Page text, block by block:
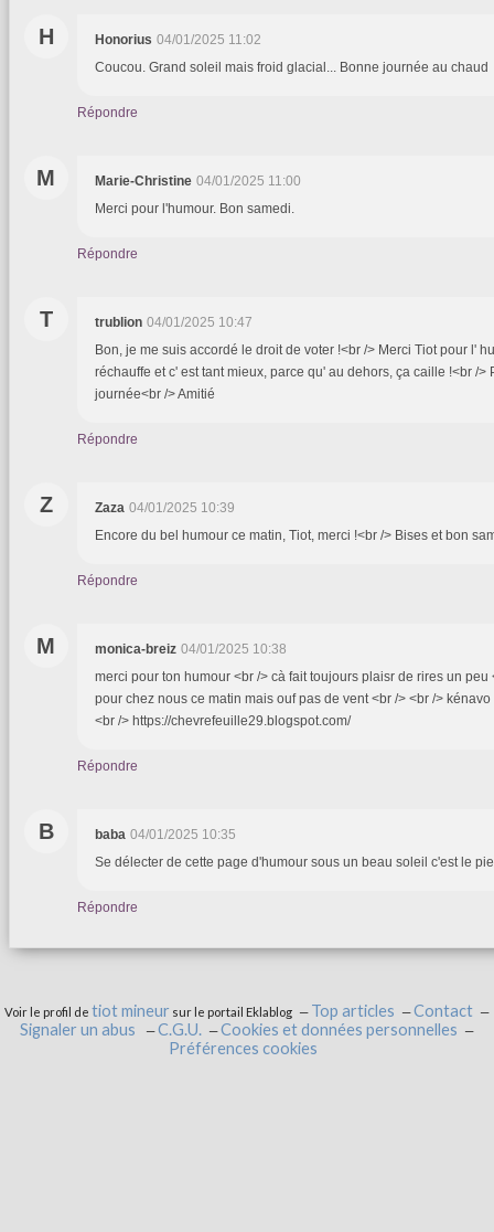
H Honorius 04/01/2025 11:02
Coucou. Grand soleil mais froid glacial... Bonne journée au chaud
Répondre
M Marie-Christine 04/01/2025 11:00
Merci pour l'humour. Bon samedi.
Répondre
T trublion 04/01/2025 10:47
Bon, je me suis accordé le droit de voter !<br /> Merci Tiot pour l'
réchauffe et c' est tant mieux, parce qu' au dehors, ça caille !<br />
journée<br /> Amitié
Répondre
Z Zaza 04/01/2025 10:39
Encore du bel humour ce matin, Tiot, merci !<br /> Bises et bon
Répondre
M monica-breiz 04/01/2025 10:38
merci pour ton humour <br /> cà fait toujours plaisr de rires un peu
pour chez nous ce matin mais ouf pas de vent <br /> <br />
<br /> https://chevrefeuille29.blogspot.com/
Répondre
B baba 04/01/2025 10:35
Se délecter de cette page d'humour sous un beau soleil c'est le
Répondre
Voir le profil de tiot mineur sur le portail Eklablog Top articles
Contact
Signaler un abus
C.G.U.
Cookies et données personnelles
Préférences cookies